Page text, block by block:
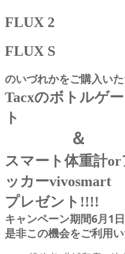
FLUX 2
FLUX S
のいづれかをご購入いた
Tacxのボトルゲ
ト
＆
スマート体重計
ッカーvivosmart
プレゼント!!!!
キャンペーン期間6月1
是非この機会をご利用